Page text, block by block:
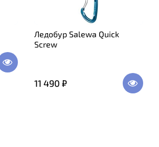
Ледобур Salewa Quick
Screw
11 490 ₽